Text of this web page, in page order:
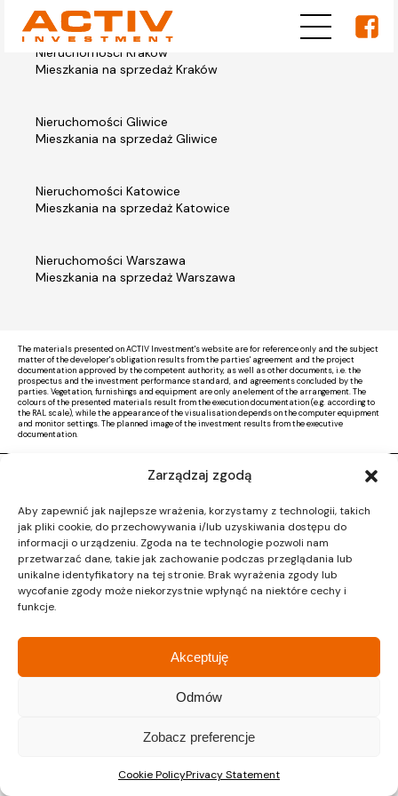
Zarządzaj zgodą
Aby zapewnić jak najlepsze wrażenia, korzystamy z technologii, takich
jak pliki cookie, do przechowywania i/lub uzyskiwania dostępu do
informacji o urządzeniu. Zgoda na te technologie pozwoli nam
przetwarzać dane, takie jak zachowanie podczas przeglądania lub
unikalne identyfikatory na tej stronie. Brak wyrażenia zgody lub
wycofanie zgody może niekorzystnie wpłynąć na niektóre cechy i
funkcje.
Akceptuję
Odmów
Zobacz preferencje
Cookie PolicyPrivacy Statement
Nieruchomości Kraków
Mieszkania na sprzedaż Kraków
Nieruchomości Gliwice
Mieszkania na sprzedaż Gliwice
Nieruchomości Katowice
Mieszkania na sprzedaż Katowice
Nieruchomości Warszawa
Mieszkania na sprzedaż Warszawa
The materials presented on ACTIV Investment's website are for reference only and the subject
matter of the developer's obligation results from the parties' agreement and the project
documentation approved by the competent authority, as well as other documents, i.e. the
prospectus and the investment performance standard, and agreements concluded by the
parties. Vegetation, furnishings and equipment are only an element of the arrangement. The
colours of the presented materials result from the execution documentation (e.g. according to
the RAL scale), while the appearance of the visualisation depends on the computer equipment
and monitor settings. The planned image of the investment results from the executive
documentation.
Activ Investment|Polityka prywatności
Design by CTL MEDIA | Strona www: Proformat